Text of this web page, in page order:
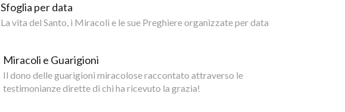
Sfoglia per data
La vita del Santo, i Miracoli e le sue Preghiere organizzate per data
Miracoli e Guarigioni
Il dono delle guarigioni miracolose raccontato attraverso le
testimonianze dirette di chi ha ricevuto la grazia!